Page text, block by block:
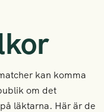
kan komma
om det
läktarna. Här är de